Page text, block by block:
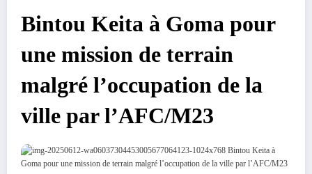
Bintou Keita à Goma pour
une mission de terrain
malgré l’occupation de la
ville par l’AFC/M23